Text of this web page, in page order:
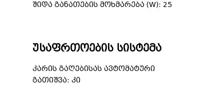
შიდა განათების მოხმარება (W): 25
უსაფრთოების სისტემა
კარის გაღებისას ავტომატური
გათიშვა: კი